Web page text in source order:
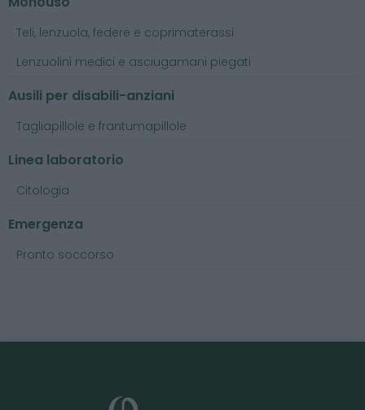
Teli, lenzuola, federe e coprimaterassi
Lenzuolini medici e asciugamani piegati
Ausili per disabili-anziani
Tagliapillole e frantumapillole
Linea laboratorio
Citologia
Emergenza
Pronto soccorso